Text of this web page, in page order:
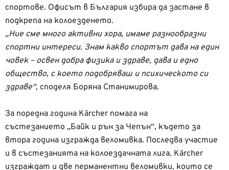
спортове. Офисът в България избира да застане в
подкрепа на колоезденето.
„Ние сме много активни хора, имаме разнообразни
спортни интереси. Знам какво спортът дава на един
човек – освен добра физика и здраве, дава и едно
общество, с което подобряваш и психическото си
здраве“, споделя Боряна Станимирова.
За поредна година Kärcher помага на
състезанието „Байк и рън за Чепън“, където за
втора година изгражда веломивка. Последва участие
и в състезанията на колоездачната лига. Kärcher
изграждат и две перманентни веломивки, които се